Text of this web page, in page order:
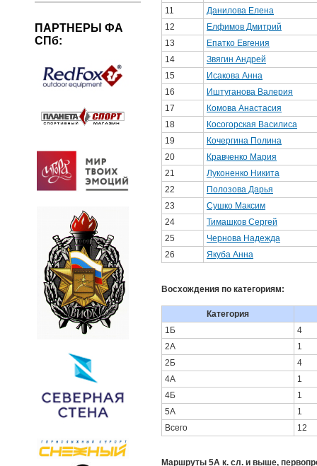
ПАРТНЕРЫ ФА
СПб:
11
Данилова Елена
12
Елфимов Дмитрий
13
Епатко Евгения
14
Звягин Андрей
15
Исакова Анна
16
Иштуганова Валерия
17
Комова Анастасия
18
Косогорская Василиса
19
Кочергина Полина
20
Кравченко Мария
21
Луконенко Никита
22
Полозова Дарья
23
Сушко Максим
24
Тимашков Сергей
25
Чернова Надежда
26
Якуба Анна
Восхождения по категориям:
Категория
1Б
4
2А
1
2Б
4
4А
1
4Б
1
5А
1
Всего
12
Маршруты 5А к. сл. и выше,